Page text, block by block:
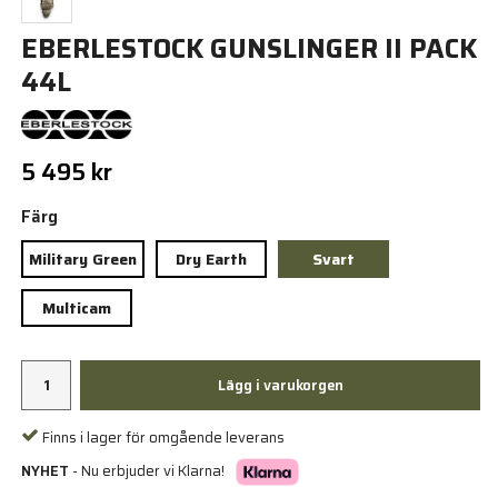
EBERLESTOCK GUNSLINGER II PACK
44L
5 495 kr
Färg
Military Green Dry Earth
Svart
Multicam
Lägg i varukorgen
Finns i lager för omgående leverans
NYHET - Nu erbjuder vi Klarna!